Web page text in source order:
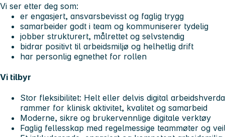
Vi ser etter deg som:
er engasjert, ansvarsbevisst og faglig trygg
samarbeider godt i team og kommuniserer tydelig
jobber strukturert, målrettet og selvstendig
bidrar positivt til arbeidsmiljø og helhetlig drift
har personlig egnethet for rollen
Vi tilbyr
Stor fleksibilitet: Helt eller delvis digital
rammer for klinisk aktivitet, kvalitet og samarbeid
Moderne, sikre og brukervennlige digitale verktøy
Faglig fellesskap med regelmessige teammøter og